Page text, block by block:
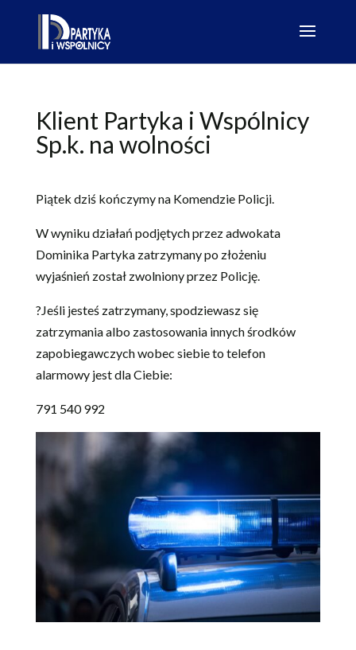
Klient Partyka i Wspólnicy
Sp.k. na wolności
Piątek dziś kończymy na Komendzie Policji.
W wyniku działań podjętych przez adwokata
Dominika Partyka zatrzymany po złożeniu
wyjaśnień został zwolniony przez Policję.
?Jeśli jesteś zatrzymany, spodziewasz się
zatrzymania albo zastosowania innych środków
zapobiegawczych wobec siebie to telefon
alarmowy jest dla Ciebie:
791 540 992